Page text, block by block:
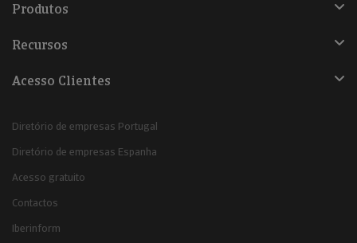
Produtos
Recursos
Acesso Clientes
Diretório de empresas Portugal
Diretório de empresas Espanha
Acesso gratuito
Contactos
Iberinform